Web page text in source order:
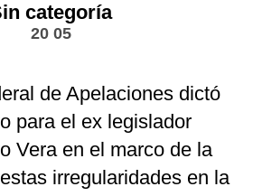
categoría
20 05
de Apelaciones dictó
para el ex legislador
Vera en el marco de la
irregularidades en la